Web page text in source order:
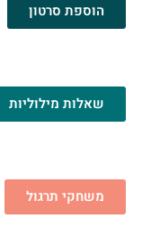
הוספת סרטון
שאלות מילוליות
משחקי תרגול